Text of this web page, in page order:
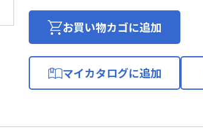
ー
お買い物カゴに追加
マイカタログに追加